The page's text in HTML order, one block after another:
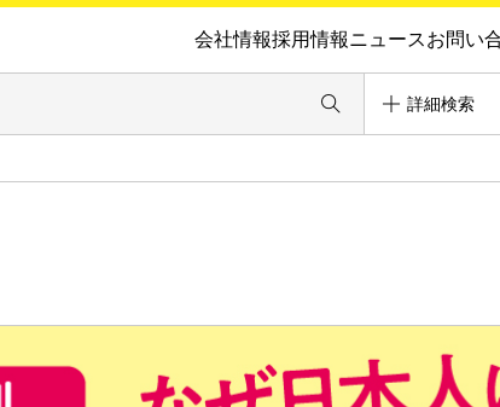
会社情報採用情報ニュースお問い
詳細検索